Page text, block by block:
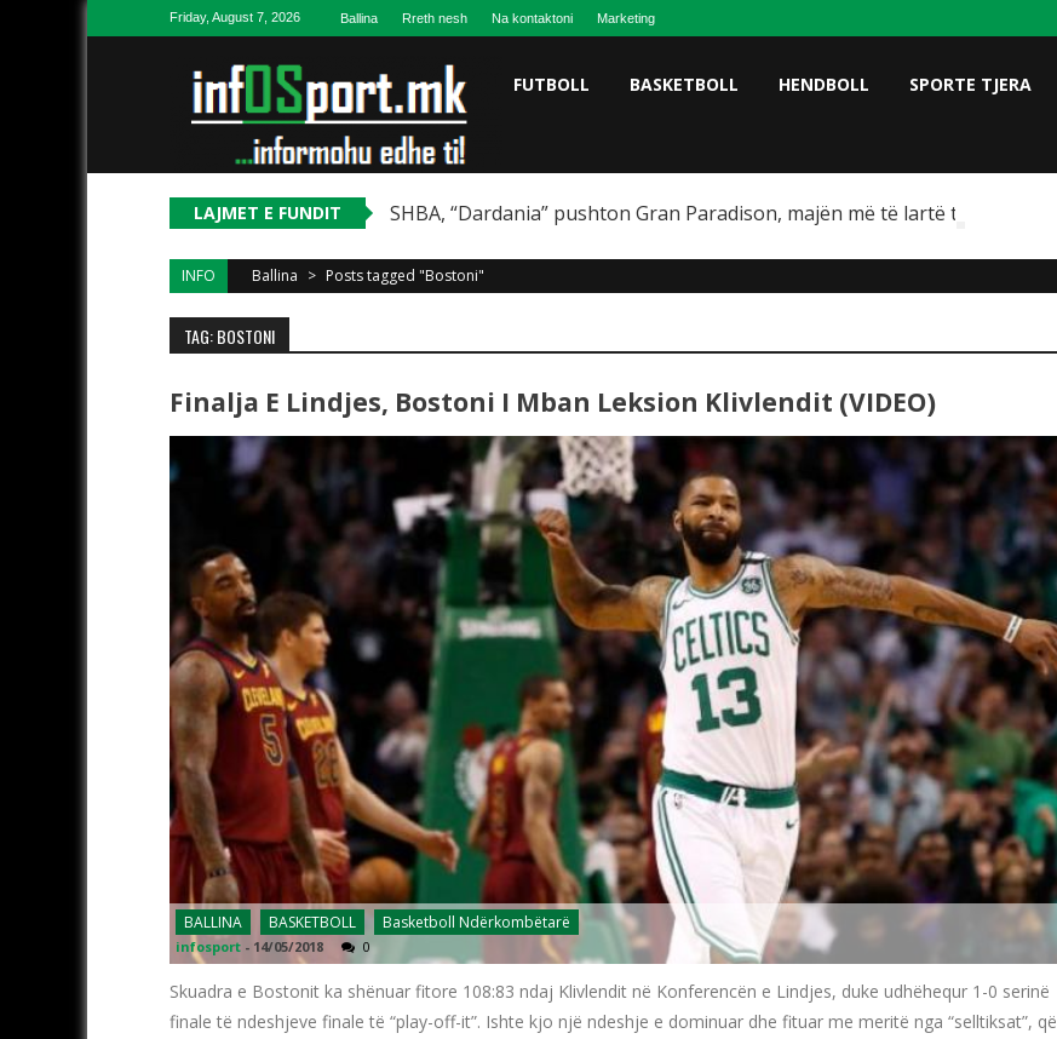
Skip to contentFriday, August 7, 2026 Ballina Rreth nesh Na kontaktoni Marketing
FUTBOLL BASKETBOLL HENDBOLL SPORTE TJERA
LAJMET E FUNDIT SHBA, “Dardania” pushton Gran Paradison, majën më të lartë të Italisë
INFO Ballina > Posts tagged "Bostoni"
TAG: BOSTONI
Finalja E Lindjes, Bostoni I Mban Leksion Klivlendit (VIDEO)
BALLINA BASKETBOLL Basketboll Ndërkombëtarë
infosport - 14/05/2018 0
Skuadra e Bostonit ka shënuar fitore 108:83 ndaj Klivlendit në Konferencën e Lindjes, duke udhëhequr 1-0 serinë
finale të ndeshjeve finale të “play-off-it”. Ishte kjo një ndeshje e dominuar dhe fituar me meritë nga “selltiksat”, që